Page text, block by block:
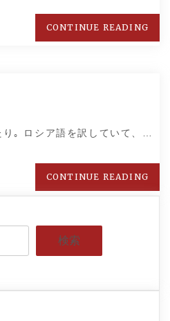
CONTINUE READING
｡ ロシア語を訳していて、…
CONTINUE READING
検索